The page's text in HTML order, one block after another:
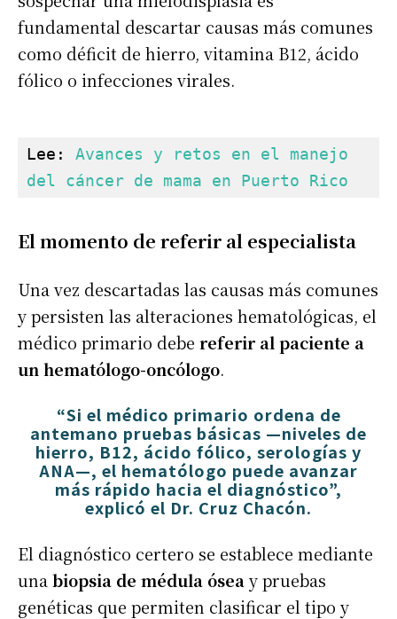
fundamental descartar causas más comunes
como déficit de hierro, vitamina B12, ácido
fólico o infecciones virales.
Lee: Avances y retos en el manejo
del cáncer de mama en Puerto Rico
El momento de referir al especialista
Una vez descartadas las causas más comunes
y persisten las alteraciones hematológicas, el
médico primario debe referir al paciente a
un hematólogo-oncólogo.
“Si el médico primario ordena de
antemano pruebas básicas —niveles de
hierro, B12, ácido fólico, serologías y
ANA—, el hematólogo puede avanzar
más rápido hacia el diagnóstico”,
explicó el Dr. Cruz Chacón.
El diagnóstico certero se establece mediante
una biopsia de médula óseay pruebas
genéticas que permiten clasificar el tipo y